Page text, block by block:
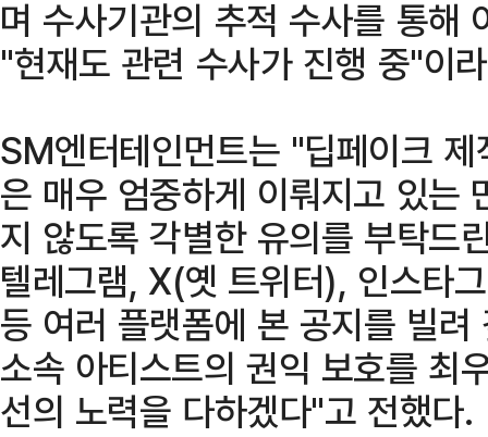
며 수사기관의 추적 수사를 통해
"현재도 관련 수사가 진행 중"이
SM엔터테인먼트는 "딥페이크 제
은 매우 엄중하게 이뤄지고 있는
지 않도록 각별한 유의를 부탁드
텔레그램, X(옛 트위터), 인스타
등 여러 플랫폼에 본 공지를 빌
소속 아티스트의 권익 보호를 최
선의 노력을 다하겠다"고 전했다.